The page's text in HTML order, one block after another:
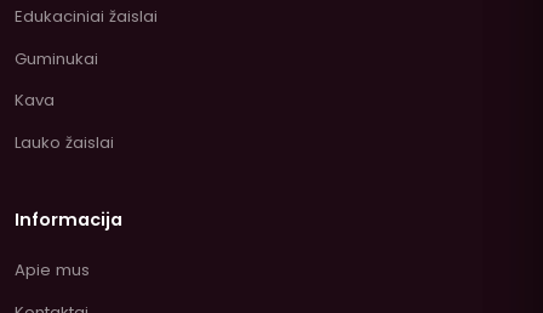
Edukaciniai žaislai
Guminukai
Kava
Lauko žaislai
Informacija
Apie mus